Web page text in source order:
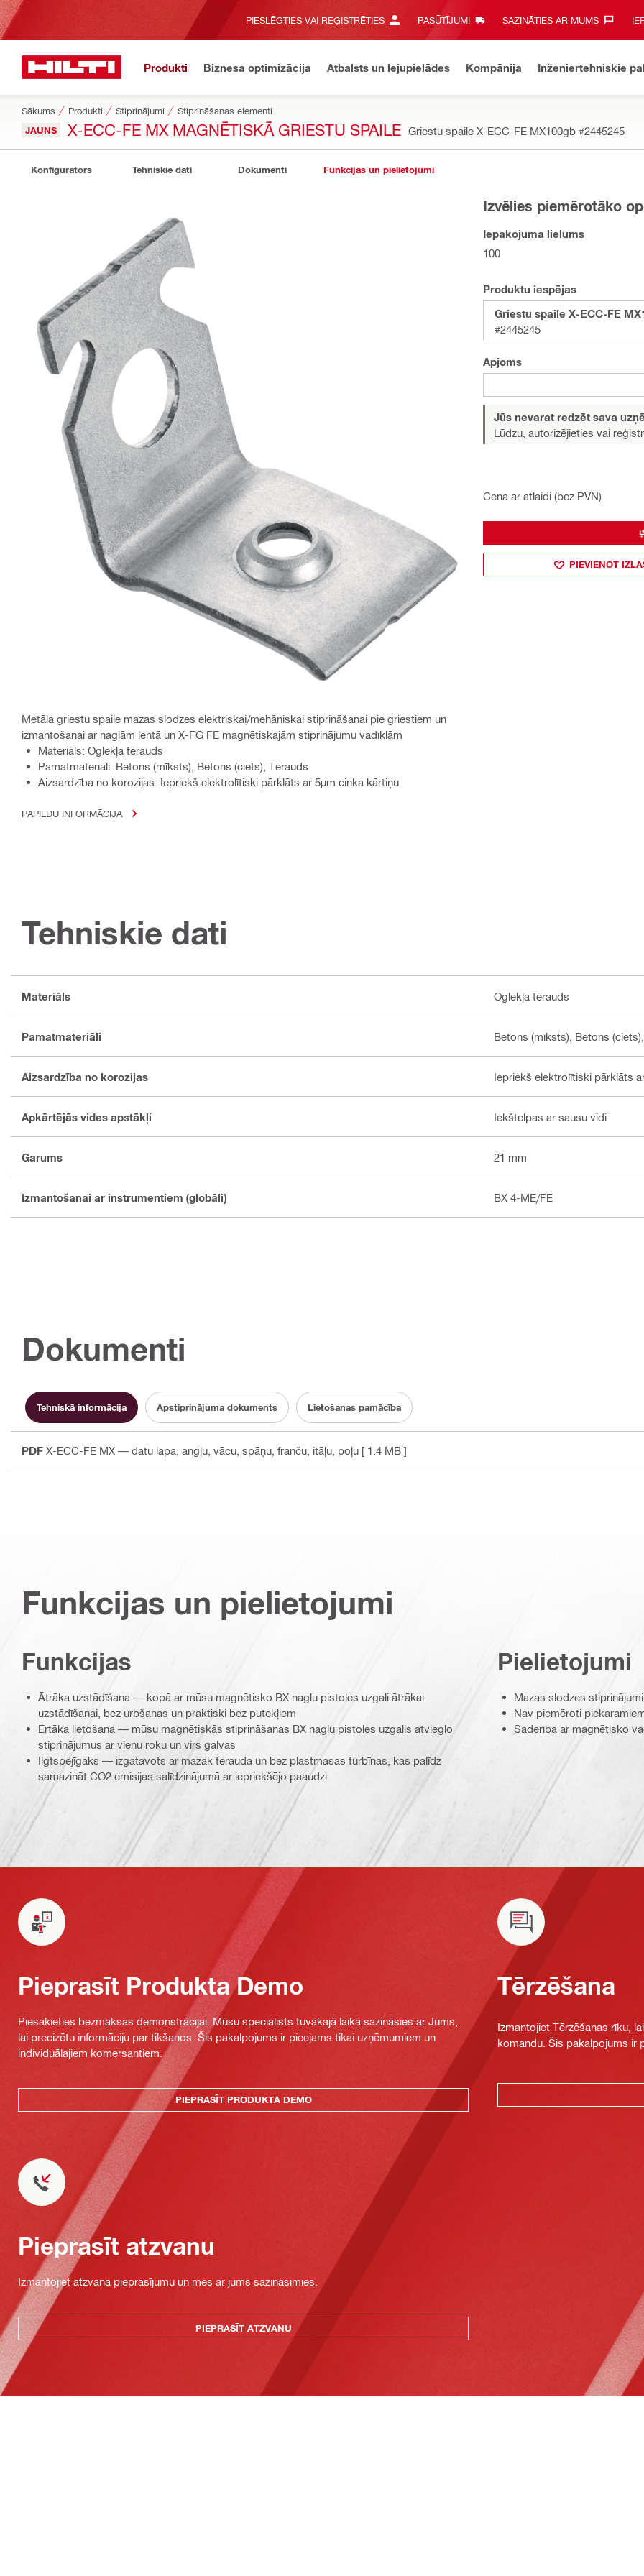
PIESLĒGTIES VAI REĢISTRĒTIES PASŪTĪJUMI SAZINĀTIES AR MUMS‎
Produkti Biznesa optimizācija Atbalsts un lejupielādes Kompānija Inženiertehniskie
Sākums Produkti Stiprinājumi Stiprināšanas elementi
JAUNS X-ECC-FE MX MAGNĒTISKĀ GRIESTU SPAILE Griestu spaile X-ECC-FE MX100gb #2445245
Konfigurators Tehniskie dati Dokumenti Funkcijas un pielietojumi
Metāla griestu spaile mazas slodzes elektriskai/mehāniskai stiprināšanai pie griestiem un
izmantošanai ar naglām lentā un X-FG FE magnētiskajām stiprinājumu vadīklām
Materiāls: Oglekļa tērauds
Pamatmateriāli: Betons (mīksts), Betons (ciets), Tērauds
Aizsardzība no korozijas: Iepriekš elektrolītiski pārklāts ar 5μm cinka kārtiņu
PAPILDU INFORMĀCIJA
Izvēlies piemērotāko
Iepakojuma lielums
100
Produktu iespējas
Griestu spaile X-ECC-FE
#2445245
Apjoms
Jūs nevarat redzēt sava
Lūdzu, autorizējieties vai
Cena ar atlaidi (bez PVN)
PIEVIENOT
Tehniskie dati
Materiāls Oglekļa tērauds
Pamatmateriāli Betons (mīksts), Betons
Aizsardzība no korozijas Iepriekš elektrolītiski pārklāts
Apkārtējās vides apstākļi Iekštelpas ar sausu vidi
Garums 21 mm
Izmantošanai ar instrumentiem (globāli) BX 4-ME/FE
Dokumenti
Tehniskā informācija Apstiprinājuma dokuments Lietošanas pamācība
PDF X-ECC-FE MX — datu lapa , angļu, vācu, spāņu, franču, itāļu, poļu [ 1.4 MB ]
Funkcijas un pielietojumi
Funkcijas
Ātrāka uzstādīšana — kopā ar mūsu magnētisko BX naglu pistoles uzgali ātrākai
uzstādīšanai, bez urbšanas un praktiski bez putekļiem
Ērtāka lietošana — mūsu magnētiskās stiprināšanas BX naglu pistoles uzgalis atvieglo
stiprinājumus ar vienu roku un virs galvas
Ilgtspējīgāks — izgatavots ar mazāk tērauda un bez plastmasas turbīnas, kas palīdz
samazināt CO2 emisijas salīdzinājumā ar iepriekšējo paaudzi
Pielietojumi
Mazas slodzes
Nav piemēroti
Saderība ar magnētisko
Pieprasīt Produkta Demo
Piesakieties bezmaksas demonstrācijai. Mūsu speciālists tuvākajā laikā sazināsies ar Jums,
lai precizētu informāciju par tikšanos. Šis pakalpojums ir pieejams tikai uzņēmumiem un
individuālajiem komersantiem.
PIEPRASĪT PRODUKTA DEMO
Tērzēšana
Izmantojiet Tērzēšanas rīku,
komandu. Šis pakalpojums ir
Pieprasīt atzvanu
Izmantojiet atzvana pieprasījumu un mēs ar jums sazināsimies.
PIEPRASĪT ATZVANU